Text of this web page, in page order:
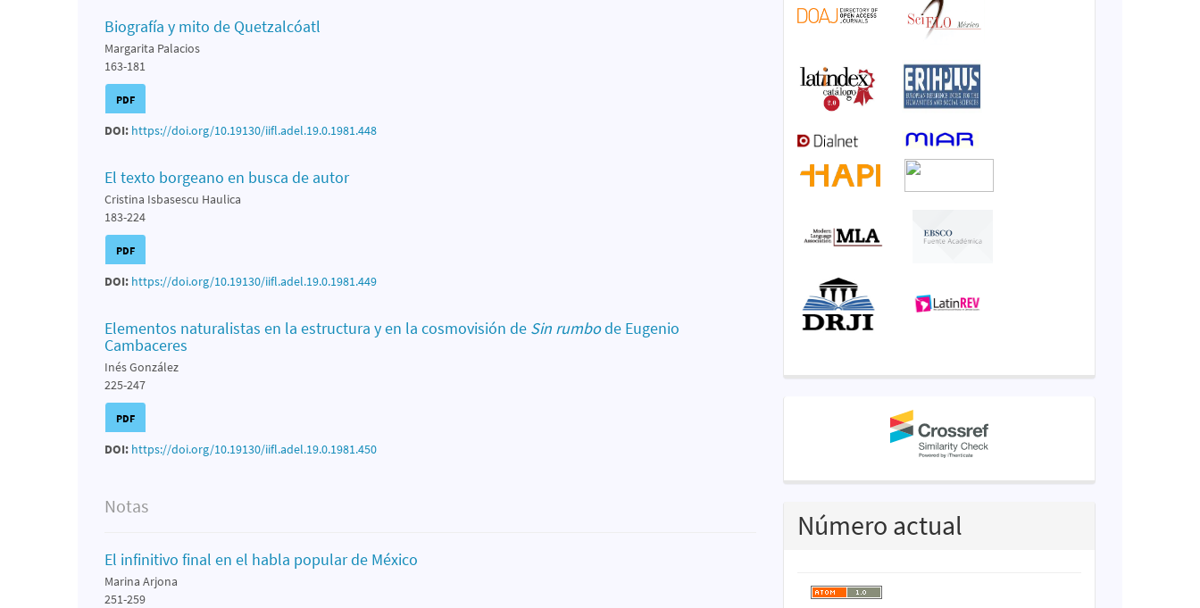
Biografía y mito de Quetzalcóatl
Margarita Palacios
163-181
PDF
DOI: https://doi.org/10.19130/iifl.adel.19.0.1981.448
El texto borgeano en busca de autor
Cristina Isbasescu Haulica
183-224
PDF
DOI: https://doi.org/10.19130/iifl.adel.19.0.1981.449
Elementos naturalistas en la estructura y en la cosmovisión de Sin rumbode Eugenio
Cambaceres
Inés González
225-247
PDF
DOI: https://doi.org/10.19130/iifl.adel.19.0.1981.450
Notas
El infinitivo final en el habla popular de México
Marina Arjona
251-259
Número actual